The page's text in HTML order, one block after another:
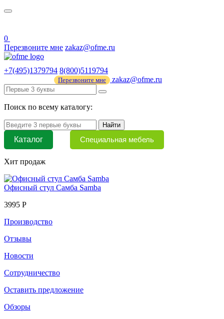
0
Перезвоните мне zakaz@ofme.ru
+7(495)1379794 8(800)5119794
Перезвоните мне zakaz@ofme.ru
Поиск по всему каталогу:
Найти
Каталог Специальная мебель
Хит продаж
Офисный стул Самба Samba
3995 Р
Производство
Отзывы
Новости
Сотрудничество
Оставить предложение
Обзоры